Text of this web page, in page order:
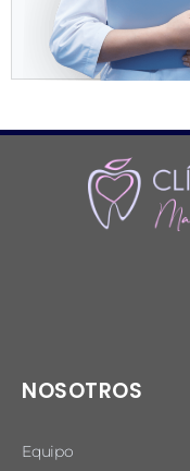
NOSOTROS
Equipo